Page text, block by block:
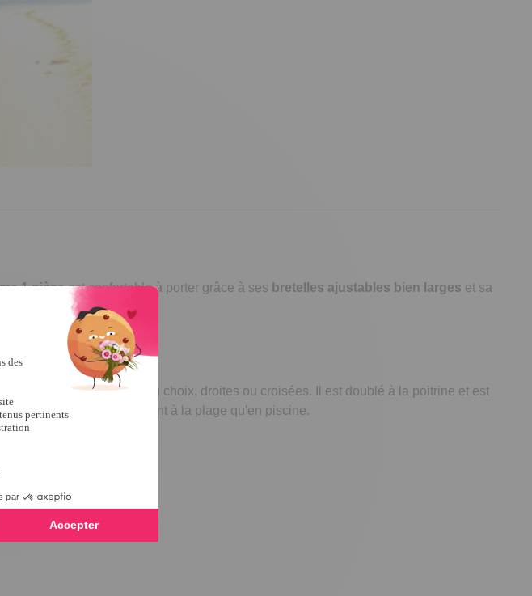
1 pièceest confortable à porter grâce à ses bretelles ajustables bien larges et sa
que vous pourrez porter, au choix, droites ou croisées. Il est doublé à la poitrine et est
graphique sera idéal autant à la plage qu'en piscine.
!